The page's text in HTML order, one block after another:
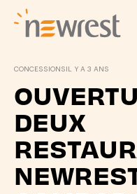
CONCESSIONS IL Y A 3 ANS
DEUX